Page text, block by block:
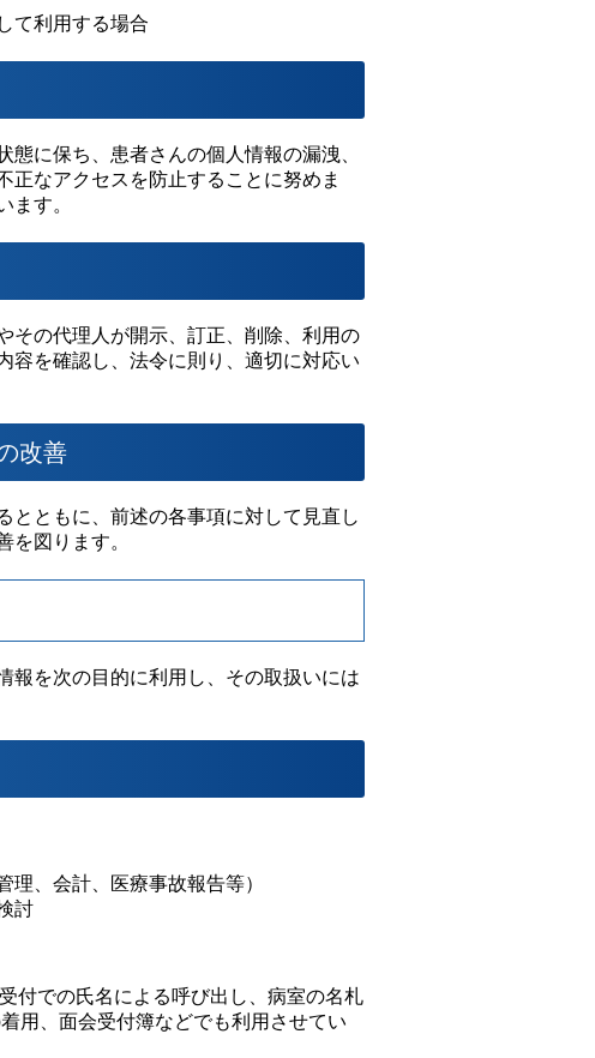
て利用する場合
に保ち、患者さんの個人情報の漏洩、
正なアクセスを防止することに努めま
ます。
の代理人が開示、訂正、削除、利用の
容を確認し、法令に則り、適切に対応い
改善
ともに、前述の各事項に対して見直し
を図ります。
報を次の目的に利用し、その取扱いには
、会計、医療事故報告等）
討
付での氏名による呼び出し、病室の名札
用、面会受付簿などでも利用させてい